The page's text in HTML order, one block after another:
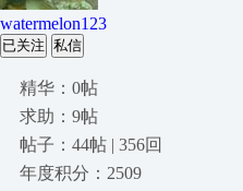
watermelon123
已关注 私信
精华：0帖
求助：9帖
帖子：44帖 | 356回
年度积分：2509